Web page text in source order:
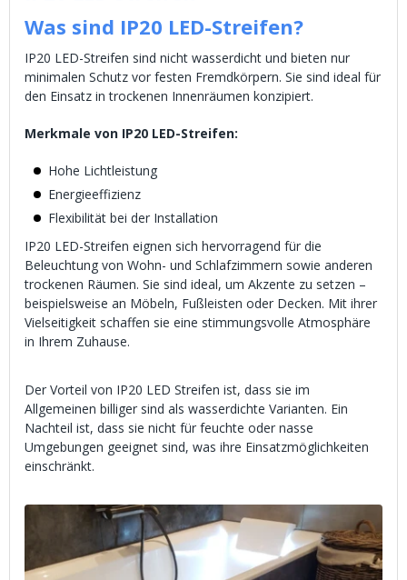
Was sind IP20 LED-Streifen?
IP20 LED-Streifen sind nicht wasserdicht und bieten nur
minimalen Schutz vor festen Fremdkörpern. Sie sind ideal für
den Einsatz in trockenen Innenräumen konzipiert.
Merkmale von IP20 LED-Streifen:
Hohe Lichtleistung
Energieeffizienz
Flexibilität bei der Installation
IP20 LED-Streifen eignen sich hervorragend für die
Beleuchtung von Wohn- und Schlafzimmern sowie anderen
trockenen Räumen. Sie sind ideal, um Akzente zu setzen –
beispielsweise an Möbeln, Fußleisten oder Decken. Mit ihrer
Vielseitigkeit schaffen sie eine stimmungsvolle Atmosphäre
in Ihrem Zuhause.
Der Vorteil von IP20 LED Streifen ist, dass sie im
Allgemeinen billiger sind als wasserdichte Varianten. Ein
Nachteil ist, dass sie nicht für feuchte oder nasse
Umgebungen geeignet sind, was ihre Einsatzmöglichkeiten
einschränkt.